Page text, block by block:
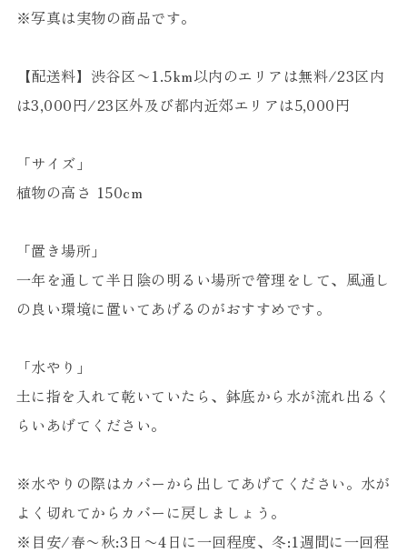
※写真は実物の商品です。
【配送料】渋谷区〜1.5km以内のエリアは無料/23区内
は3,000円/23区外及び都内近郊エリアは5,000円
「サイズ」
植物の高さ 150cm
「置き場所」
一年を通して半日陰の明るい場所で管理をして、風通し
の良い環境に置いてあげるのがおすすめです。
「水やり」
土に指を入れて乾いていたら、鉢底から水が流れ出るく
らいあげてください。
※水やりの際はカバーから出してあげてください。水が
よく切れてからカバーに戻しましょう。
※目安/春〜秋:3日〜4日に一回程度、冬:1週間に一回程